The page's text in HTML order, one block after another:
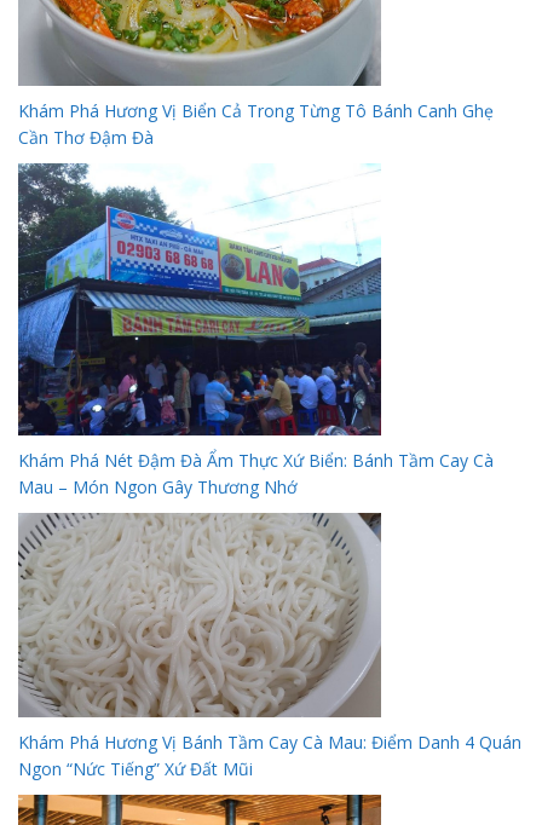
Khám Phá Hương Vị Biển Cả Trong Từng Tô Bánh Canh Ghẹ
Cần Thơ Đậm Đà
Khám Phá Nét Đậm Đà Ẩm Thực Xứ Biển: Bánh Tầm Cay Cà
Mau – Món Ngon Gây Thương Nhớ
Khám Phá Hương Vị Bánh Tầm Cay Cà Mau: Điểm Danh 4 Quán
Ngon “Nức Tiếng” Xứ Đất Mũi